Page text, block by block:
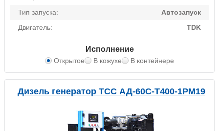
Тип запуска:
Автозапуск
Двигатель:
TDK
Исполнение
Открытое В кожухе В контейнере
Дизель генератор ТСС АД-60С-Т400-1РМ19